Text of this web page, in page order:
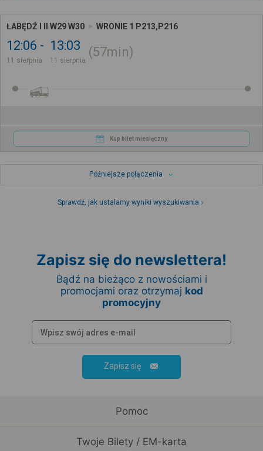
ŁABĘDŹ I II W29 W30 WRONIE 1 P213,P216
12:06
11 sierpnia
13:03
11 sierpnia
57min
Kup bilet miesięczny
Późniejsze połączenia
Sprawdź, jak ustalamy wyniki wyszukiwania
Zapisz się do newslettera!
Bądź na bieżąco z nowościami i
promocjami oraz otrzymaj kod
promocyjny
Zapisz się
Pomoc
Twoje Bilety / EM-karta